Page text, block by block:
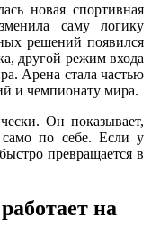
новая спортивная
саму логику
решений появился
другой режим входа
Арена стала частью
и чемпионату мира.
Он показывает,
по себе. Если у
превращается в
на